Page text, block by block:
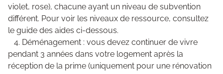
violet, rose), chacune ayant un niveau de subvention
différent. Pour voir les niveaux de ressource, consultez
le guide des aides ci-dessous.
4. Déménagement : vous devez continuer de vivre
pendant 3 années dans votre logement après la
réception de la prime (uniquement pour une rénovation